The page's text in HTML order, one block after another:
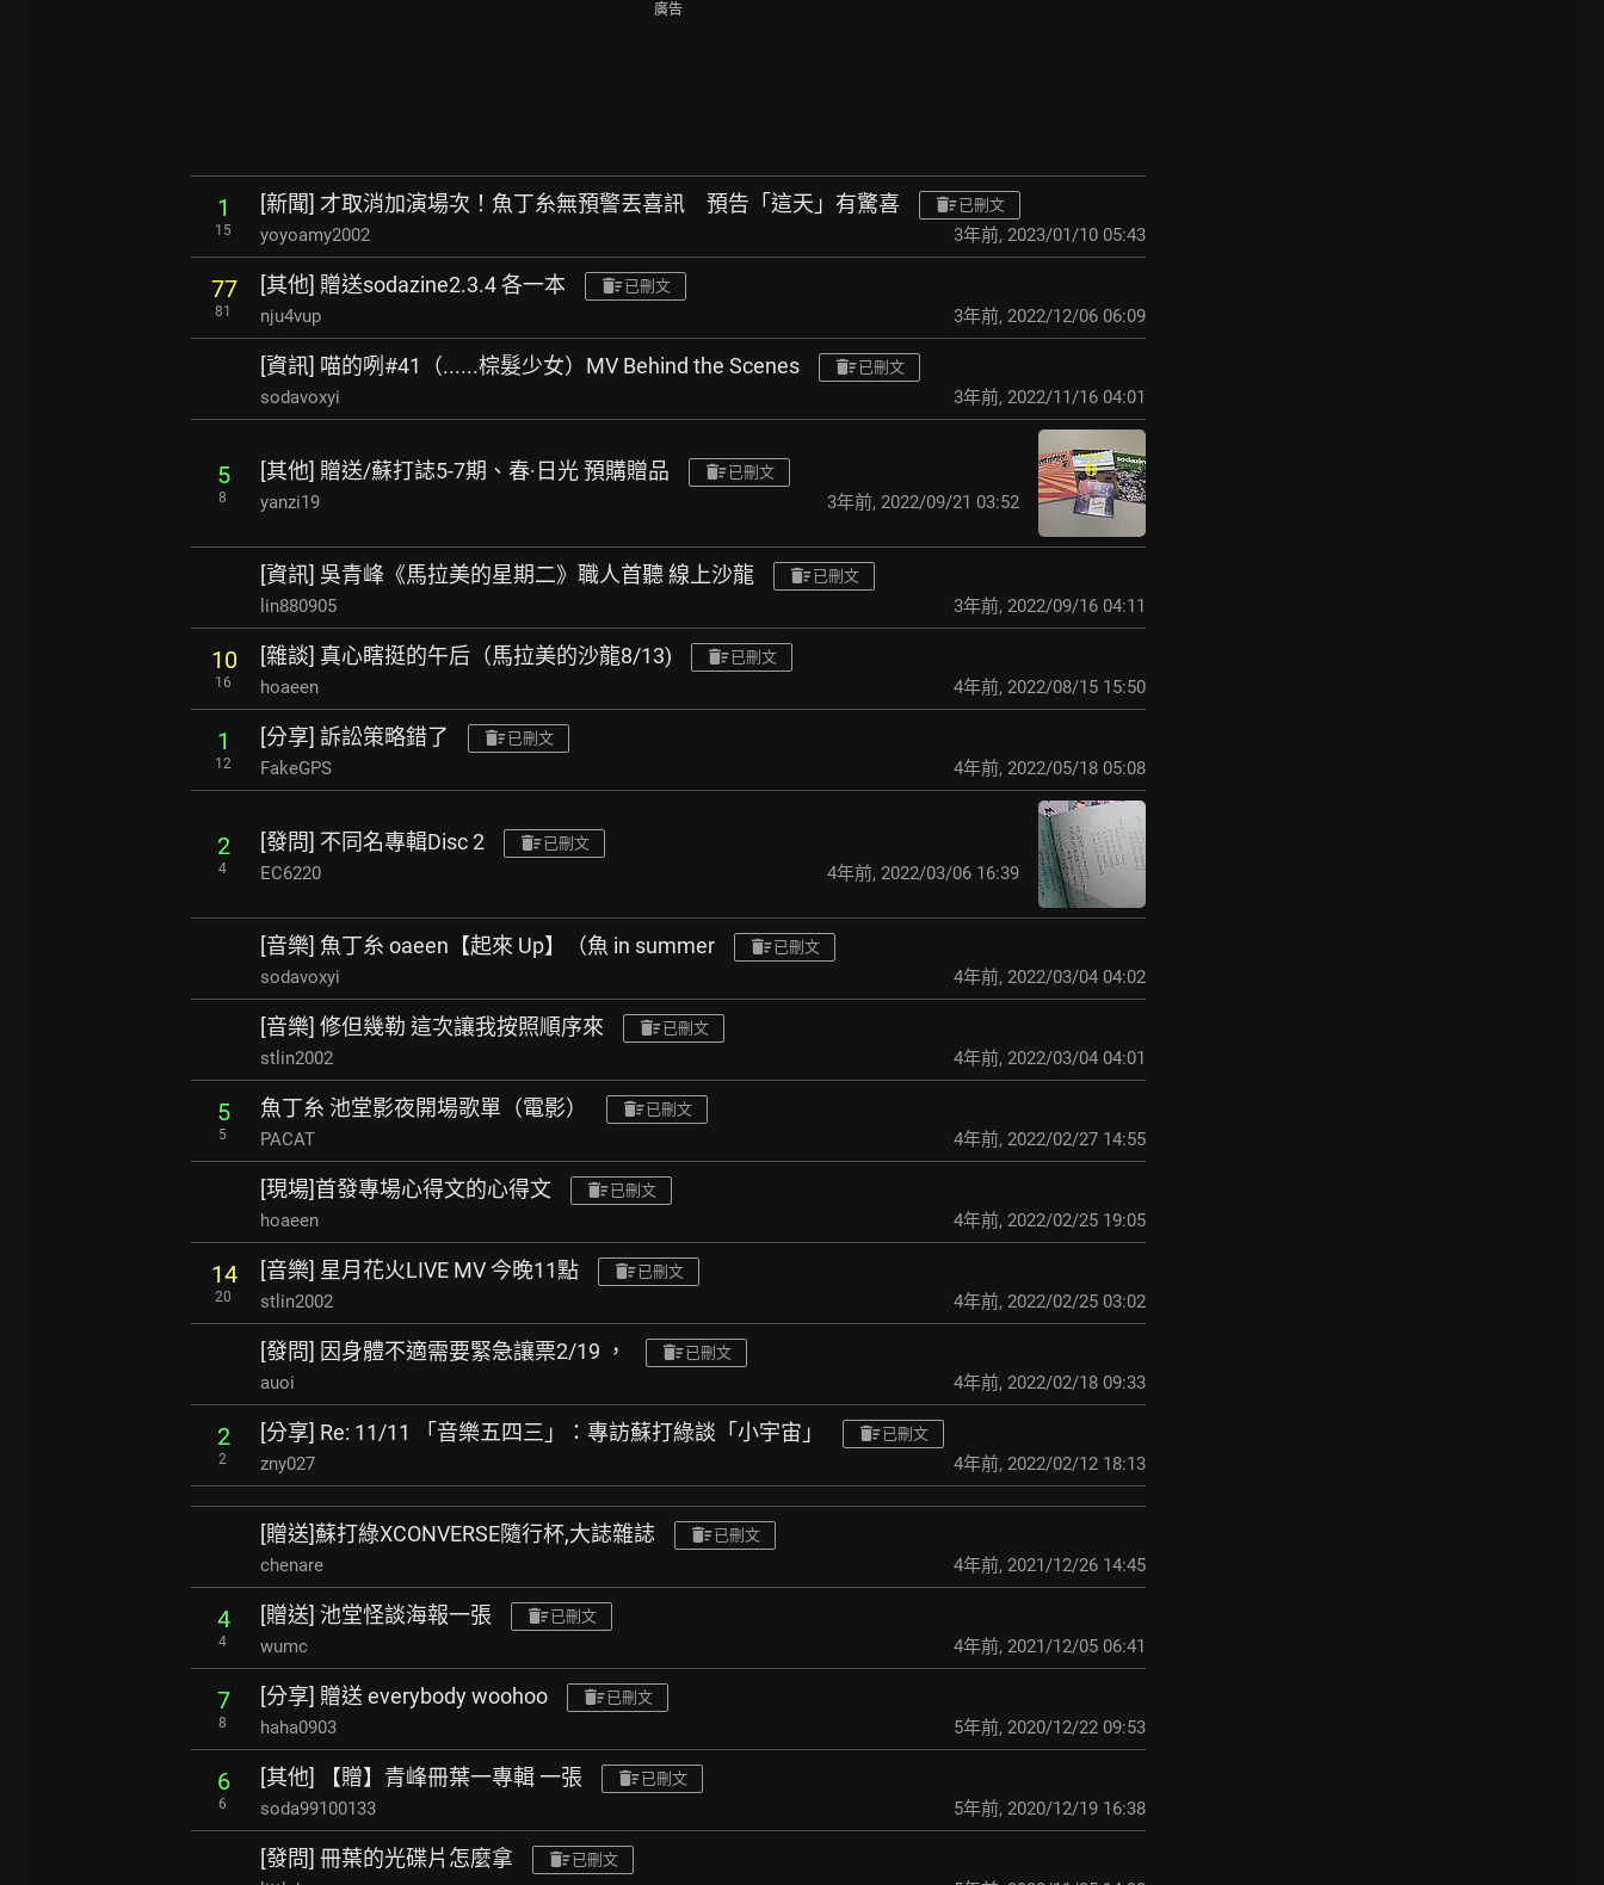
廣告
1
15
[新聞] 才取消加演場次！魚丁糸無預警丟喜訊 預告「這天」有驚喜 已刪文
yoyoamy2002 3年前, 2023/01/10 05:43
77
81
[其他] 贈送sodazine2.3.4 各一本 已刪文
nju4vup 3年前, 2022/12/06 06:09
[資訊] 喵的咧#41（......棕髮少女）MV Behind the Scenes 已刪文
sodavoxyi 3年前, 2022/11/16 04:01
5
8
[其他] 贈送/蘇打誌5-7期、春·日光 預購贈品 已刪文
yanzi19 3年前, 2022/09/21 03:52
[資訊] 吳青峰《馬拉美的星期二》職人首聽 線上沙龍 已刪文
lin880905 3年前, 2022/09/16 04:11
10
16
[雜談] 真心瞎挺的午后（馬拉美的沙龍8/13) 已刪文
hoaeen 4年前, 2022/08/15 15:50
1
12
[分享] 訴訟策略錯了 已刪文
FakeGPS 4年前, 2022/05/18 05:08
2
4
[發問] 不同名專輯Disc 2 已刪文
EC6220 4年前, 2022/03/06 16:39
[音樂] 魚丁糸 oaeen【起來 Up】（魚 in summer 已刪文
sodavoxyi 4年前, 2022/03/04 04:02
[音樂] 修但幾勒 這次讓我按照順序來 已刪文
stlin2002 4年前, 2022/03/04 04:01
5
5
魚丁糸 池堂影夜開場歌單（電影） 已刪文
PACAT 4年前, 2022/02/27 14:55
[現場]首發專場心得文的心得文 已刪文
hoaeen 4年前, 2022/02/25 19:05
14
20
[音樂] 星月花火LIVE MV 今晚11點 已刪文
stlin2002 4年前, 2022/02/25 03:02
[發問] 因身體不適需要緊急讓票2/19 ， 已刪文
auoi 4年前, 2022/02/18 09:33
2
2
[分享] Re: 11/11 「音樂五四三」：專訪蘇打綠談「小宇宙」 已刪文
zny027 4年前, 2022/02/12 18:13
[贈送]蘇打綠XCONVERSE隨行杯,大誌雜誌 已刪文
chenare 4年前, 2021/12/26 14:45
4
4
[贈送] 池堂怪談海報一張 已刪文
wumc 4年前, 2021/12/05 06:41
7
8
[分享] 贈送 everybody woohoo 已刪文
haha0903 5年前, 2020/12/22 09:53
6
6
[其他] 【贈】青峰冊葉一專輯 一張 已刪文
soda99100133 5年前, 2020/12/19 16:38
[發問] 冊葉的光碟片怎麼拿 已刪文